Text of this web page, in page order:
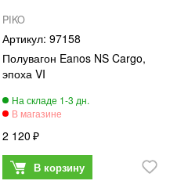
PIKO
97158
Полувагон Eanos NS Cargo,
эпоха VI
2 120